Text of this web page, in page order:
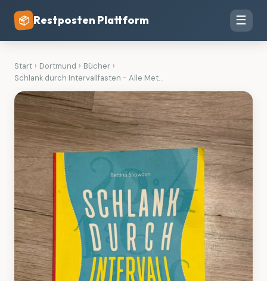
📦 Restposten Plattform ☰
Start › Dortmund › Bücher ›
Schlank durch Intervallfasten - Alle Met...